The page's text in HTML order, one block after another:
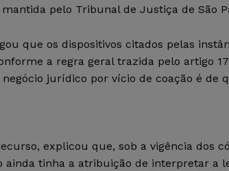
pelo Tribunal de Justiça de São
que os dispositivos citados pelas
a regra geral trazida pelo artigo
jurídico por vício de coação é de
explicou que, sob a vigência dos
ainda tinha a atribuição de interpretar a